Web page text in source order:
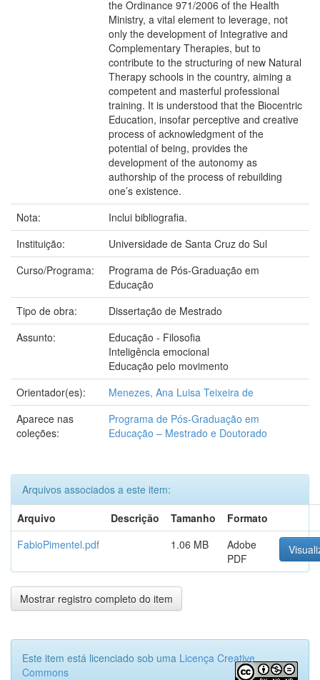
the Ordinance 971/2006 of the Health
Ministry, a vital element to leverage, not
only the development of Integrative and
Complementary Therapies, but to
contribute to the structuring of new Natural
Therapy schools in the country, aiming a
competent and masterful professional
training. It is understood that the Biocentric
Education, insofar perceptive and creative
process of acknowledgment of the
potential of being, provides the
development of the autonomy as
authorship of the process of rebuilding
one’s existence.
Nota:
Inclui bibliografia.
Instituição:
Universidade de Santa Cruz do Sul
Curso/Programa:
Programa de Pós-Graduação em
Educação
Tipo de obra:
Dissertação de Mestrado
Assunto:
Educação - Filosofia
Inteligência emocional
Educação pelo movimento
Orientador(es):
Menezes, Ana Luisa Teixeira de
Aparece nas
coleções:
Programa de Pós-Graduação em
Educação – Mestrado e Doutorado
Arquivos associados a este item:
Arquivo
Descrição Tamanho
Formato
FabioPimentel.pdf
1.06 MB
Adobe
PDF
Mostrar registro completo do item
Este item está licenciado sob uma Licença Creative
Commons